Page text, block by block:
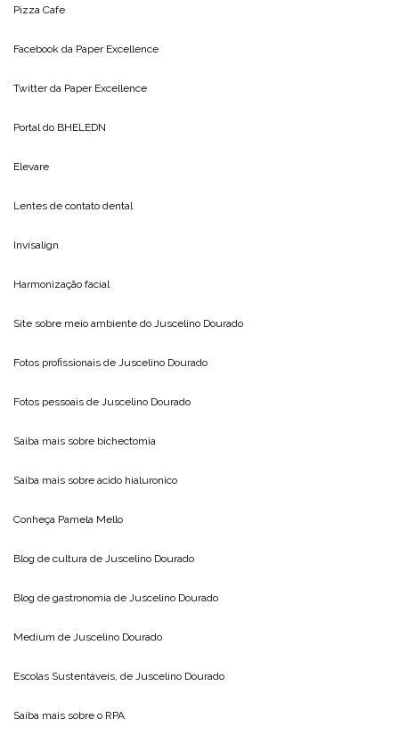
Pizza Cafe
Facebook da Paper Excellence
Twitter da Paper Excellence
Portal do BHELEDN
Elevare
Lentes de contato dental
Invisalign
Harmonização facial
Site sobre meio ambiente do Juscelino Dourado
Fotos profissionais de Juscelino Dourado
Fotos pessoais de Juscelino Dourado
Saiba mais sobre bichectomia
Saiba mais sobre acido hialuronico
Conheça Pamela Mello
Blog de cultura de Juscelino Dourado
Blog de gastronomia de Juscelino Dourado
Medium de Juscelino Dourado
Escolas Sustentáveis, de Juscelino Dourado
Saiba mais sobre o RPA